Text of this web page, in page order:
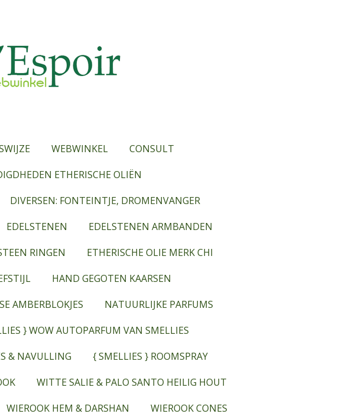
WEBWINKEL
CONSULT
ETHERISCHE OLIËN
DIVERSEN: FONTEINTJE, DROMENVANGER
EDELSTENEN
EDELSTENEN ARMBANDEN
RINGEN
ETHERISCHE OLIE MERK CHI
HAND GEGOTEN KAARSEN
AMBERBLOKJES
NATUURLIJKE PARFUMS
} WOW AUTOPARFUM VAN SMELLIES
& NAVULLING
{ SMELLIES } ROOMSPRAY
WITTE SALIE & PALO SANTO HEILIG HOUT
WIEROOK HEM & DARSHAN
WIEROOK CONES